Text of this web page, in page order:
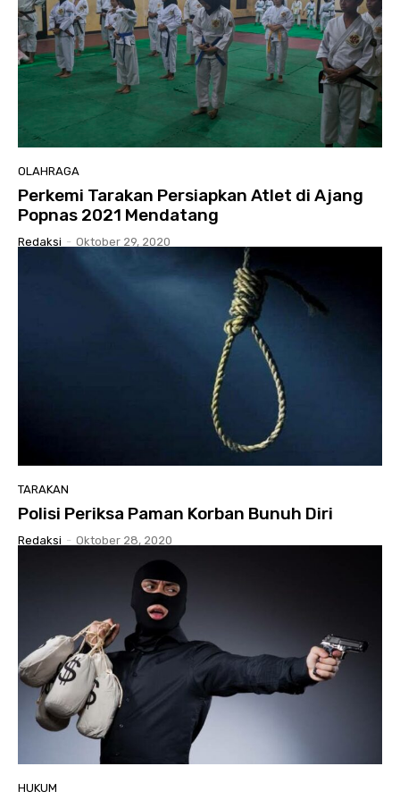
OLAHRAGA
Perkemi Tarakan Persiapkan Atlet di Ajang
Popnas 2021 Mendatang
Redaksi - Oktober 29, 2020
TARAKAN
Polisi Periksa Paman Korban Bunuh Diri
Redaksi - Oktober 28, 2020
HUKUM